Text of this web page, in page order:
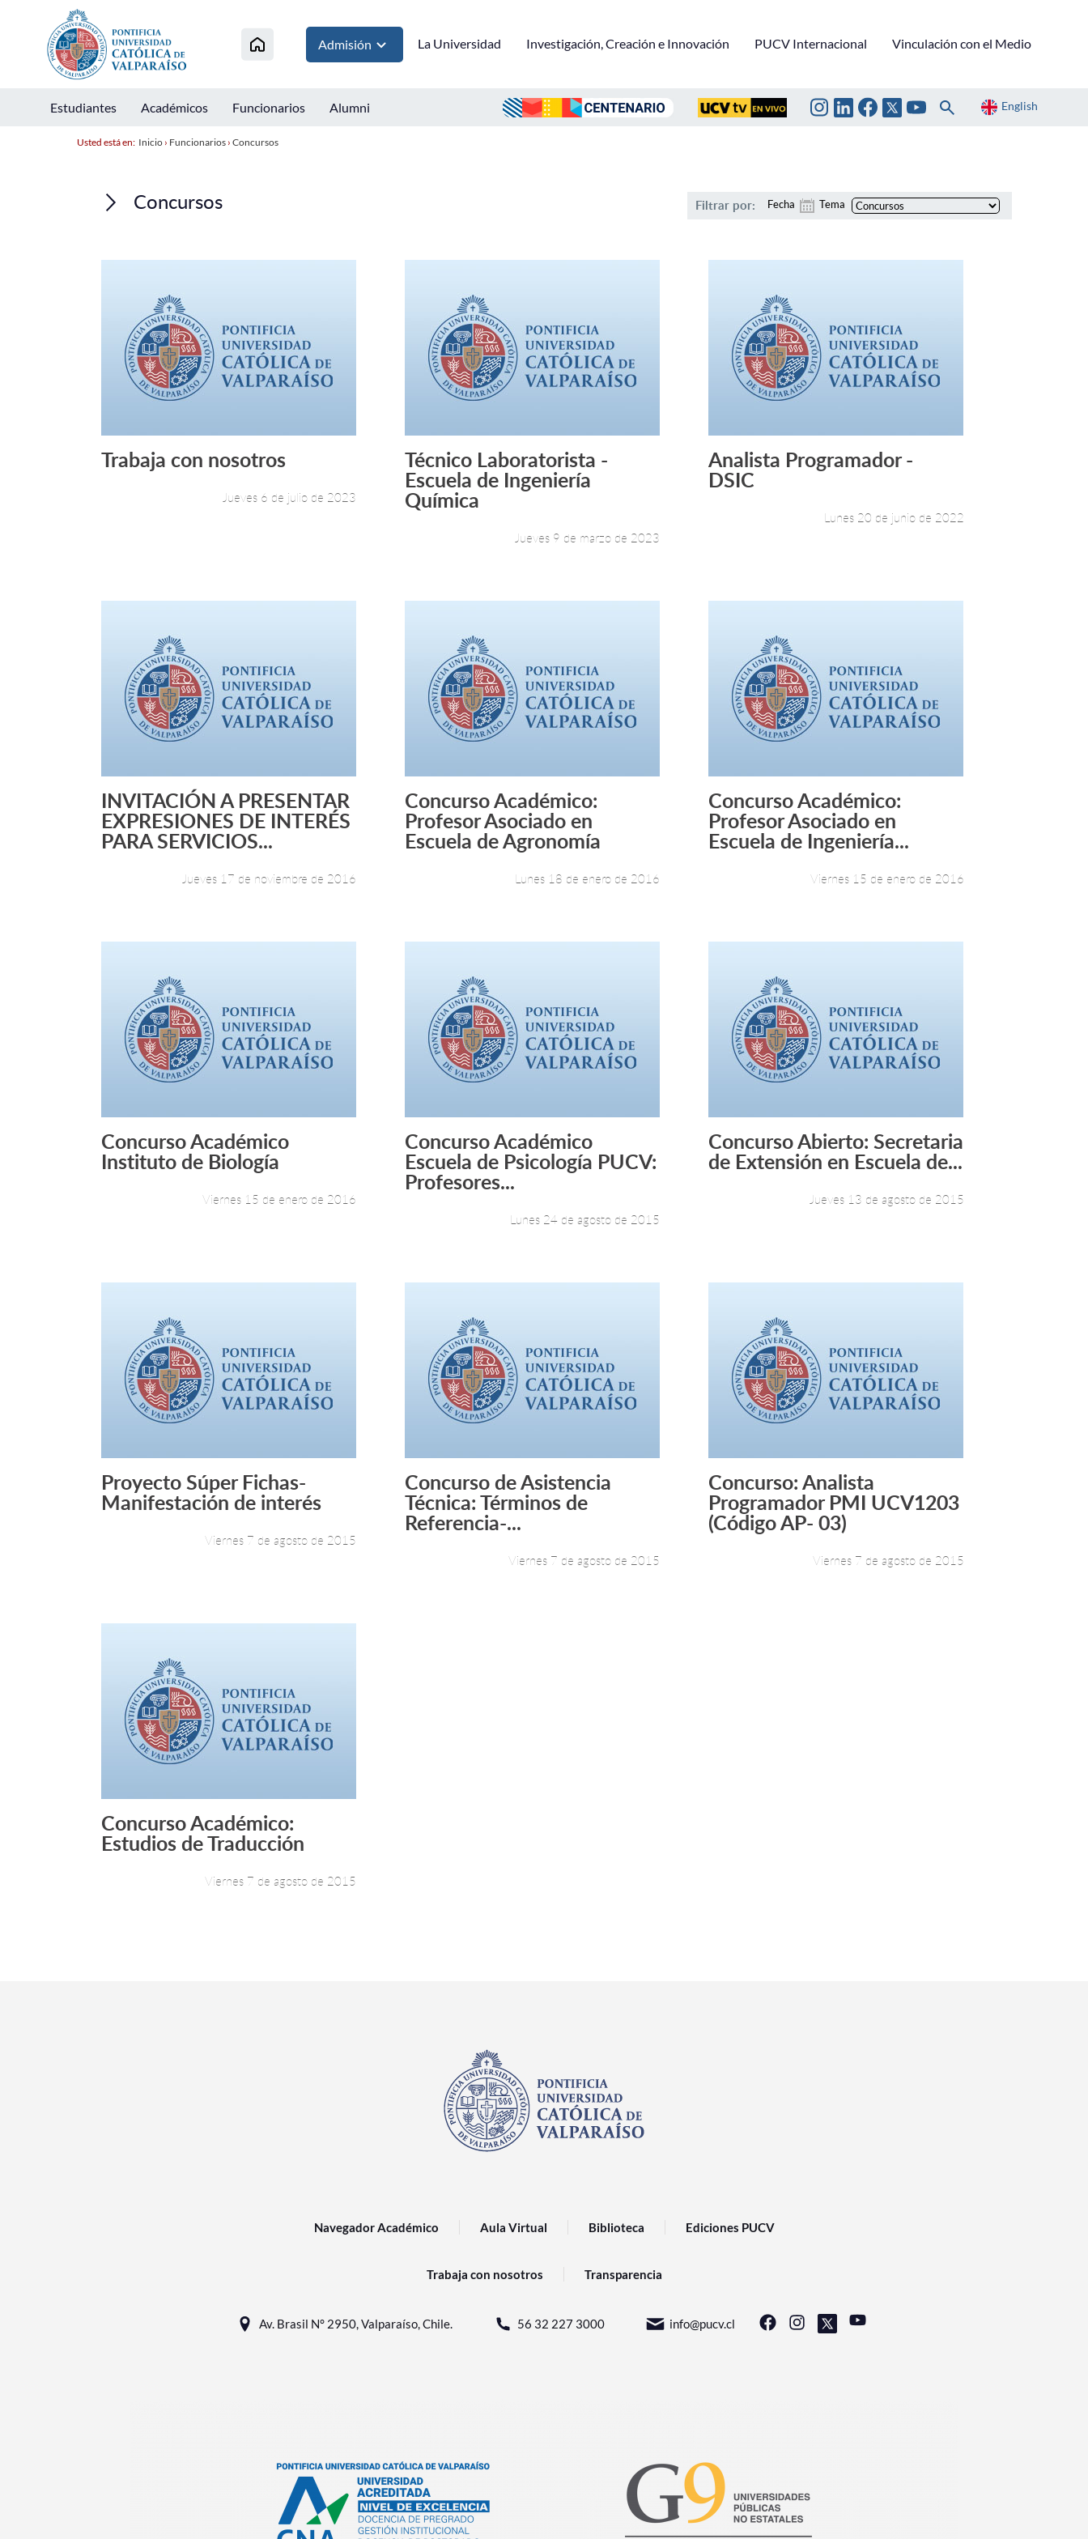
Admisión La Universidad Investigación, Creación e Innovación PUCV Internacional Vinculación con el Medio
Estudiantes Académicos Funcionarios Alumni English
Usted está en: Inicio› Funcionarios› Concursos
Concursos Filtrar por: Fecha Tema
Leer más +
Trabaja con nosotros
Jueves 6 de julio de 2023
Leer más +
Técnico Laboratorista -
Escuela de Ingeniería
Química
Jueves 9 de marzo de 2023
Leer más +
Analista Programador -
DSIC
Lunes 20 de junio de 2022
Leer más +
INVITACIÓN A PRESENTAR
EXPRESIONES DE INTERÉS
PARA SERVICIOS...
Jueves 17 de noviembre de 2016
Leer más +
Concurso Académico:
Profesor Asociado en
Escuela de Agronomía
Lunes 18 de enero de 2016
Leer más +
Concurso Académico:
Profesor Asociado en
Escuela de Ingeniería...
Viernes 15 de enero de 2016
Leer más +
Concurso Académico
Instituto de Biología
Viernes 15 de enero de 2016
Leer más +
Concurso Académico
Escuela de Psicología PUCV:
Profesores...
Lunes 24 de agosto de 2015
Leer más +
Concurso Abierto: Secretaria
de Extensión en Escuela de...
Jueves 13 de agosto de 2015
Leer más +
Proyecto Súper Fichas-
Manifestación de interés
Viernes 7 de agosto de 2015
Leer más +
Concurso de Asistencia
Técnica: Términos de
Referencia-...
Viernes 7 de agosto de 2015
Leer más +
Concurso: Analista
Programador PMI UCV1203
(Código AP- 03)
Viernes 7 de agosto de 2015
Leer más +
Concurso Académico:
Estudios de Traducción
Viernes 7 de agosto de 2015
Navegador Académico Aula Virtual Biblioteca Ediciones PUCV
Trabaja con nosotros Transparencia
Av. Brasil N° 2950, Valparaíso, Chile. 56 32 227 3000 info@pucv.cl